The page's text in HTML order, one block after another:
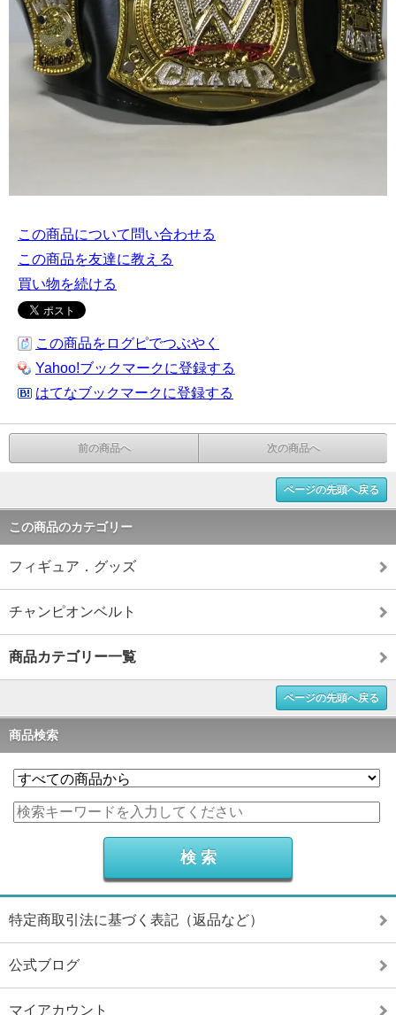
この商品について問い合わせる
この商品を友達に教える
買い物を続ける
この商品をログピでつぶやく
Yahoo!ブックマークに登録する
はてなブックマークに登録する
前の商品へ 次の商品へ
ページの先頭へ戻る
この商品のカテゴリー
フィギュア．グッズ
チャンピオンベルト
商品カテゴリー一覧
ページの先頭へ戻る
商品検索
特定商取引法に基づく表記（返品など）
公式ブログ
マイアカウント